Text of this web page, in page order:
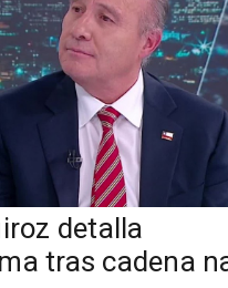
detalla
tras cadena